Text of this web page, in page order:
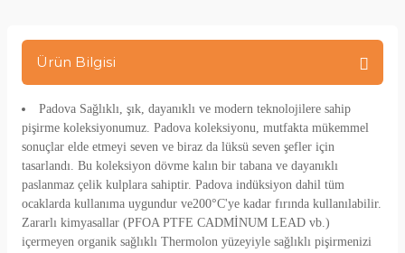
Ürün Bilgisi
Padova Sağlıklı, şık, dayanıklı ve modern teknolojilere sahip
pişirme koleksiyonumuz. Padova koleksiyonu, mutfakta mükemmel
sonuçlar elde etmeyi seven ve biraz da lüksü seven şefler için
tasarlandı. Bu koleksiyon dövme kalın bir tabana ve dayanıklı
paslanmaz çelik kulplara sahiptir. Padova indüksiyon dahil tüm
ocaklarda kullanıma uygundur ve200°C'ye kadar fırında kullanılabilir.
Zararlı kimyasallar (PFOA PTFE CADMİNUM LEAD vb.)
içermeyen organik sağlıklı Thermolon yüzeyiyle sağlıklı pişirmenizi